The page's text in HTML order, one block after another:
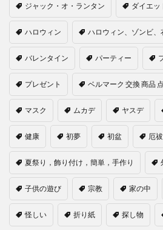
ジャック・オ・ランタン ダイエッ
ハロウィン ハロウィン、ゾンビ、
バレンタイン パーティー
プレゼント ベルマーク 交換 商品
マスク ムカデ ヤスデ
健康 初夢 初盆 厄
夏祭り，飾り付け，簡単，手作り
子供の遊び 宗教 家の中
怪しい 折り紙 探し物